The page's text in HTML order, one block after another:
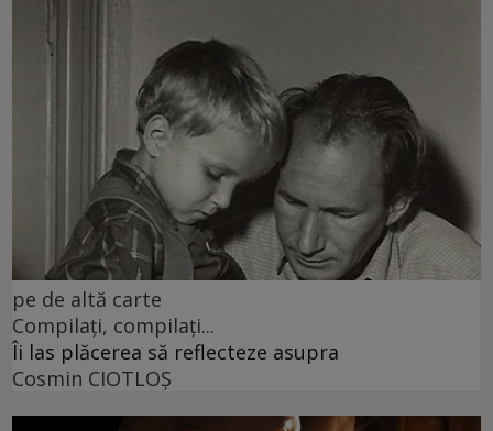
pe de altă carte
Compilați, compilați...
Îi las plăcerea să reflecteze asupra
Cosmin CIOTLOŞ